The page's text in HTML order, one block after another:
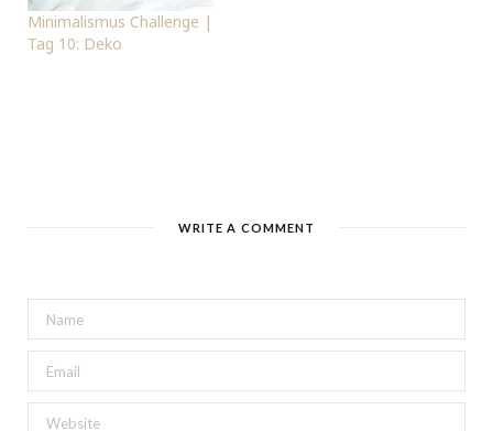
Minimalismus Challenge |
Tag 10: Deko
WRITE A COMMENT